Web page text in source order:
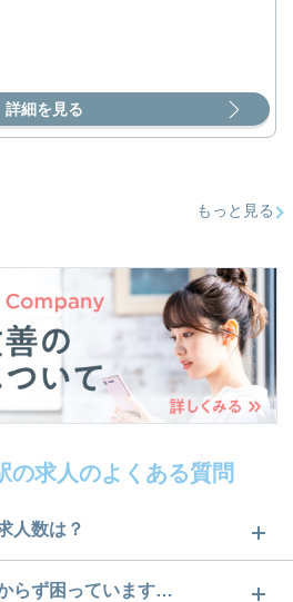
詳細を見る
もっと見る
の求人のよくある質問
人数は？
求人数は15件です。どのよう
らず困っています…